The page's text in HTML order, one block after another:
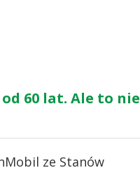
60 lat. Ale to nie
ze Stanów